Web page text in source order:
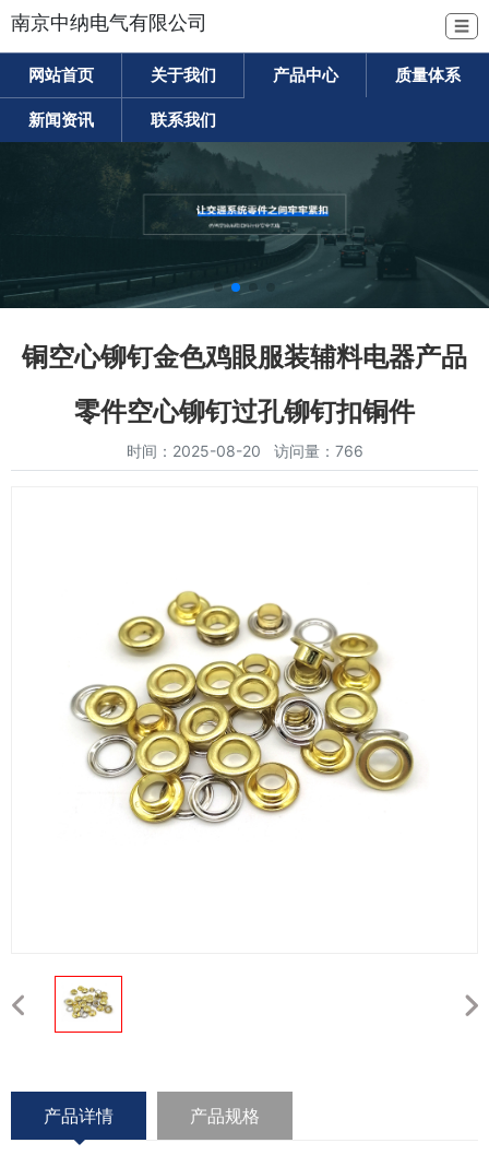
南京中纳电气有限公司 ☰
网站首页 关于我们 产品中心 质量体系
新闻资讯 联系我们
铜空心铆钉金色鸡眼服装辅料电器产品
零件空心铆钉过孔铆钉扣铜件
时间：2025-08-20 访问量：766
产品详情 产品规格